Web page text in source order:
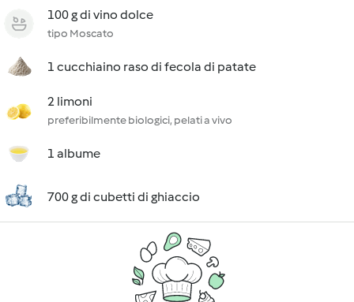
100 g di vino dolce
tipo Moscato
1 cucchiaino raso di fecola di patate
2 limoni
preferibilmente biologici, pelati a vivo
1 albume
700 g di cubetti di ghiaccio